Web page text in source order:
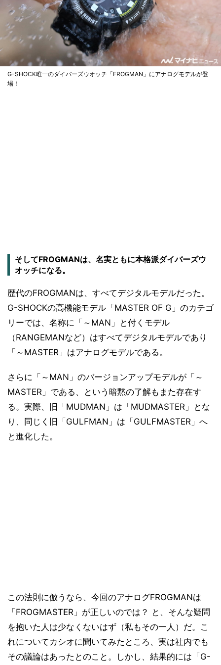
G-SHOCK唯一のダイバーズウオッチ「FROGMAN」にアナログモデルが登
場！
そしてFROGMANは、名実ともに本格派ダイバーズウ
オッチになる。
歴代のFROGMANは、すべてデジタルモデルだった。
G-SHOCKの高機能モデル「MASTER OF G」のカテゴ
リーでは、名称に「～MAN」と付くモデル
（RANGEMANなど）はすべてデジタルモデルであり
「～MASTER」はアナログモデルである。
さらに「～MAN」のバージョンアップモデルが「～
MASTER」である、という暗黙の了解もまた存在す
る。実際、旧「MUDMAN」は「MUDMASTER」とな
り、同じく旧「GULFMAN」は「GULFMASTER」へ
と進化した。
この法則に倣うなら、今回のアナログFROGMANは
「FROGMASTER」が正しいのでは？ と、そんな疑問
を抱いた人は少なくないはず（私もその一人）だ。こ
れについてカシオに聞いてみたところ、実は社内でも
その議論はあったとのこと。しかし、結果的には「G-